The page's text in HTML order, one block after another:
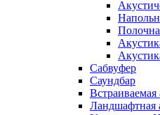
Сабвуфер
Саундбар
Встраиваемая
Ландшафтная